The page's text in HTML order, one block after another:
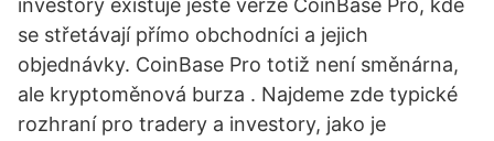
investory existuje ještě verze CoinBase Pro, kde
se střetávají přímo obchodníci a jejich
objednávky. CoinBase Pro totiž není směnárna,
ale kryptoměnová burza . Najdeme zde typické
rozhraní pro tradery a investory, jako je